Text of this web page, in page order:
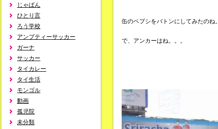
じゃぱん
ひとり言
ろう学校
アンプティーサッカー
ガーナ
サッカー
タイカレー
タイ生活
モンゴル
動画
孤児院
未分類
缶のペプシをバトンにしてみたのね
で、アンカーはね。。。